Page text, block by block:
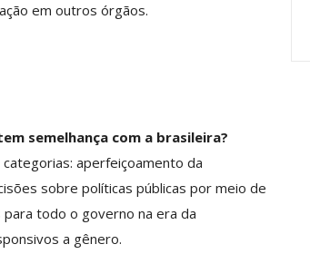
em outros órgãos.
semelhança com a brasileira?
aperfeiçoamento da
sobre políticas públicas por meio de
todo o governo na era da
a gênero.